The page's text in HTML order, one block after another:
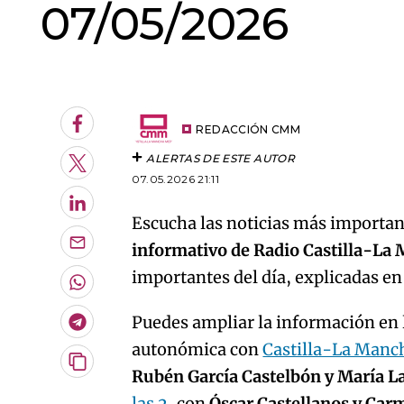
07/05/2026
Facebook
Twitter
LinkedIn
Enviar
por
Email
Whatsapp
Telegram
Copiar
REDACCIÓN CMM
ALERTAS DE ESTE AUTOR
07.05.2026 21:11
Escucha las noticias más
informativo de Radio Castilla-La
importantes del día, explicadas
Puedes ampliar la información
autonómica conCastilla-La
Rubén García Castelbón y María